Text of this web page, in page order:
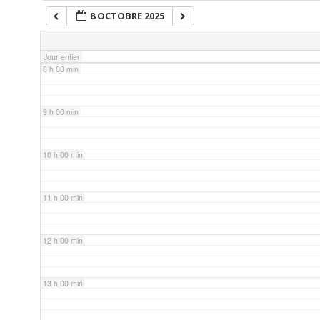
8 OCTOBRE 2025
Jour entier
7 h 00 min
8 h 00 min
9 h 00 min
10 h 00 min
11 h 00 min
12 h 00 min
13 h 00 min